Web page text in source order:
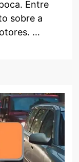
Entre
sobre a
…